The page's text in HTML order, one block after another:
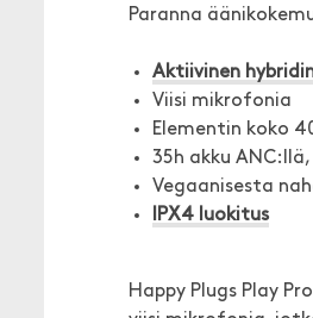
Paranna
Aktiivinen
Viisi mikrofonia
Elementin koko
35h akku
Vegaanisesta
IPX4 luokitus
Happy Plugs Play